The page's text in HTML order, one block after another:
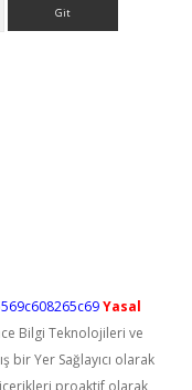
Yasal
Bilgi Teknolojileri ve
bir Yer Sağlayıcı olarak
proaktif olarak